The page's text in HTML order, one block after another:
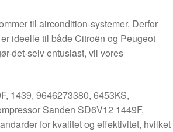
til aircondition-systemer. Derfor
ideelle til både Citroën og Peugeot
det-selv entusiast, vil vores
1439, 9646273380, 6453KS,
Sanden SD6V12 1449F,
for kvalitet og effektivitet, hvilket